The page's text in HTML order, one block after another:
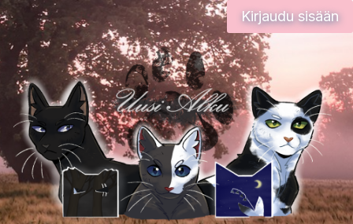
Siirry
sisältöön
Kirjaudu sisään